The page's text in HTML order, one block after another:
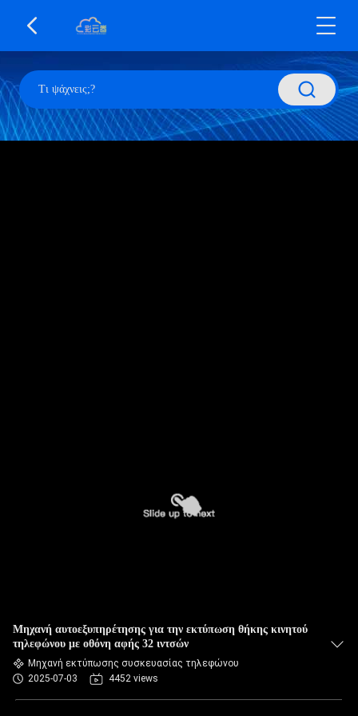
Μηχανή αυτοεξυπηρέτησης για την εκτύπωση θήκης κινητού
τηλεφώνου με οθόνη αφής 32 ιντσών
Μηχανή εκτύπωσης συσκευασίας τηλεφώνου
2025-07-03
4452 views